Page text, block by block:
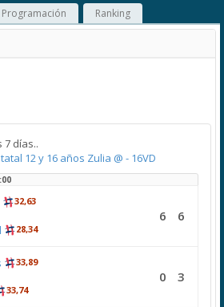
Programación Ranking
7 días..
12 y 16 años Zulia @ - 16VD
32,63
28,34
6 6
33,89
33,74
0 3